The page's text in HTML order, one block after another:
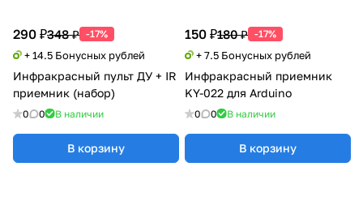
290 ₽348 ₽ -17%
+ 14.5 Бонусных рублей
Инфракрасный пульт ДУ + IR
приемник (набор)
0 0 В наличии
В корзину
150 ₽180 ₽ -17%
+ 7.5 Бонусных рублей
Инфракрасный приемник
KY-022 для Arduino
0 0 В наличии
В корзину